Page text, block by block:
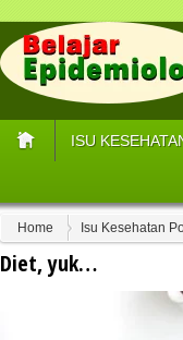
ISU
Home Isu Kesehatan
Diet, yuk…